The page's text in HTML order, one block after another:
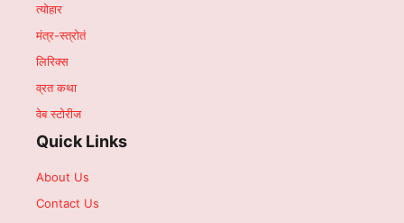
त्योहार
मंत्र-स्त्रोतं
लिरिक्स
व्रत कथा
वेब स्टोरीज
Quick Links
About Us
Contact Us